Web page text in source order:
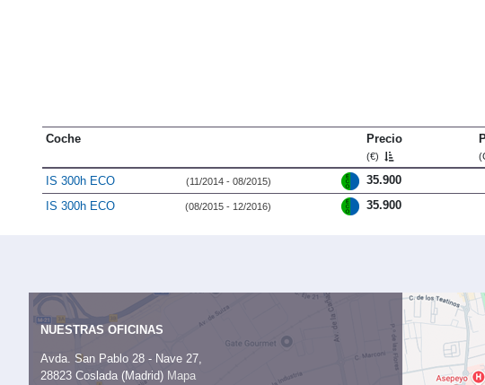
Coche
Precio
(€)
IS 300h ECO (11/2014 - 08/2015) 35.900
IS 300h ECO
(08/2015 - 12/2016) 35.900
NUESTRAS OFICINAS
Avda. San Pablo 28 - Nave 27,
28823 Coslada (Madrid) Mapa